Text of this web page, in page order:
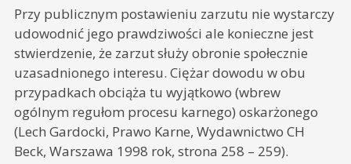
Przy publicznym postawieniu zarzutu nie wystarczy
udowodnić jego prawdziwości ale konieczne jest
stwierdzenie, że zarzut służy obronie społecznie
uzasadnionego interesu. Ciężar dowodu w obu
przypadkach obciąża tu wyjątkowo (wbrew
ogólnym regułom procesu karnego) oskarżonego
(Lech Gardocki, Prawo Karne, Wydawnictwo CH
Beck, Warszawa 1998 rok, strona 258 – 259).